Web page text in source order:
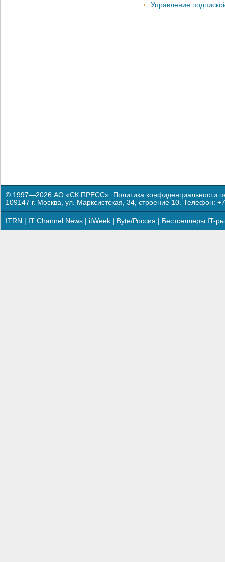
Управление
© 1997—2026 АО «СК ПРЕСС». Политика конфиденциальности
109147 г. Москва, ул. Марксистская, 34, строение 10. Телефон:
ITRN IT Channel News itWeek Byte/Россия Бестселлеры IT-